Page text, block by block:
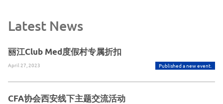
Latest News
丽江Club Med度假村专属折扣
April 27, 2023 Published a new event.
CFA协会西安线下主题交流活动